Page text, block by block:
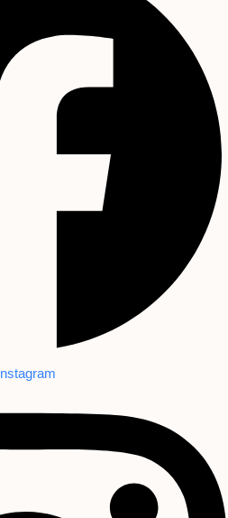
Instagram